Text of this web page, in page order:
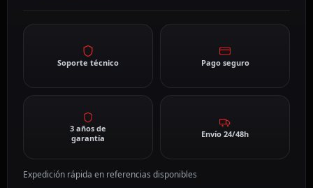
Soporte técnico Pago seguro
3 años de
garantía
Envío 24/48h
Expedición rápida en referencias disponibles